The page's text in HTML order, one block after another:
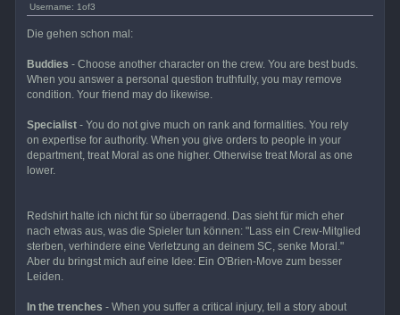
Username: 1of3
Die gehen schon mal:
Buddies - Choose another character on the crew. You are best buds.
When you answer a personal question truthfully, you may remove
condition. Your friend may do likewise.
Specialist- You do not give much on rank and formalities. You rely
on expertise for authority. When you give orders to people in your
department, treat Moral as one higher. Otherwise treat Moral as one
lower.
Redshirt halte ich nicht für so überragend. Das sieht für mich eher
nach etwas aus, was die Spieler tun können: "Lass ein Crew-Mitglied
sterben, verhindere eine Verletzung an deinem SC, senke Moral."
Aber du bringst mich auf eine Idee: Ein O'Brien-Move zum besser
Leiden.
In the trenches - When you suffer a critical injury, tell a story about